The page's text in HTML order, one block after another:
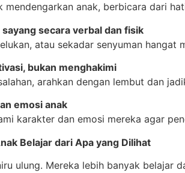
mendengarkan anak, berbicara dari
secara verbal dan fisik
atau sekadar senyuman
bukan menghakimi
arahkan dengan lembut dan
emosi anak
karakter dan emosi mereka agar
Belajar dari Apa yang Dilihat
ulung. Mereka lebih banyak